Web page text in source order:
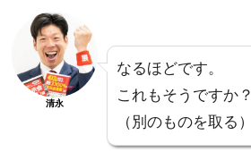
清永
なるほどです。
これもそうですか？
（別のものを取る）